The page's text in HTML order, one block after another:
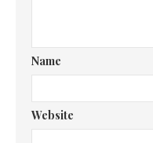
Name
Website